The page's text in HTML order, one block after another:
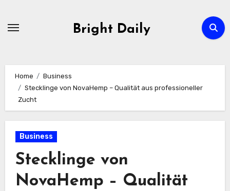
Bright Daily
Home
Business
Stecklinge von NovaHemp – Qualität aus professioneller
Zucht
Business
Stecklinge von
NovaHemp – Qualität